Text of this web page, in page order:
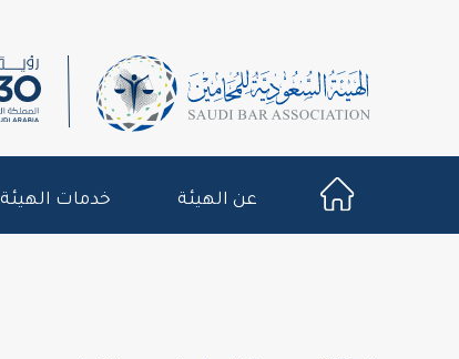
عن الهيئة خدمات الهيئة